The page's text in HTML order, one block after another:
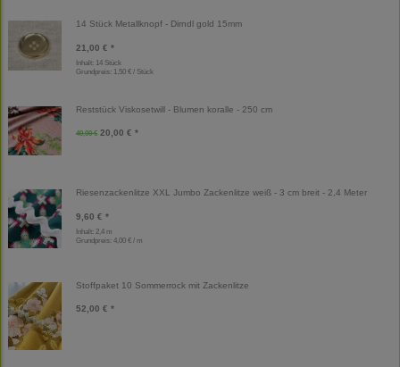
14 Stück Metallknopf - Dirndl gold 15mm
21,00 € *
Inhalt: 14 Stück
Grundpreis: 1,50 € / Stück
Reststück Viskosetwill - Blumen koralle - 250 cm
40,00 € 20,00 € *
Riesenzackenlitze XXL Jumbo Zackenlitze weiß - 3 cm breit - 2,4 Meter
9,60 € *
Inhalt: 2,4 m
Grundpreis: 4,00 € / m
Stoffpaket 10 Sommerrock mit Zackenlitze
52,00 € *